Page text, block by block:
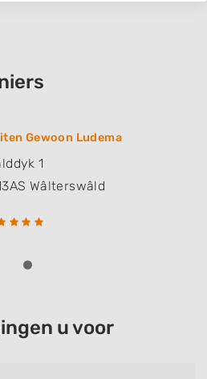
Gewoon Ludema
1
Wâlterswâld
u voor